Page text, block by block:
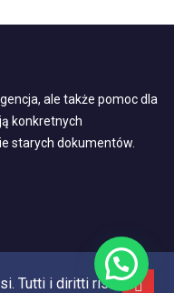
ale także pomoc dla
konkretnych
starych dokumentów.
Tutti i diritti riservati.